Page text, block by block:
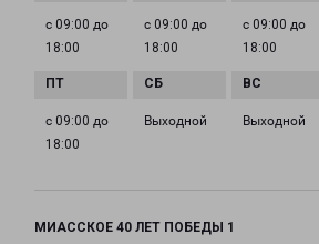
с 09:00 до
18:00
с 09:00 до
18:00
с 09:00 до
18:00
с 09:00 до
18:00
Выходной Выходной
МИАССКОЕ 40 ЛЕТ ПОБЕДЫ 1